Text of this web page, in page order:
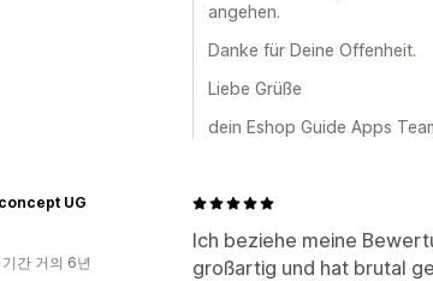
angehen.
Danke für Deine Offenheit.
Liebe Grüße
dein Eshop Guide Apps
Ich beziehe meine
großartig und hat brutal
UG
간 거의 6년